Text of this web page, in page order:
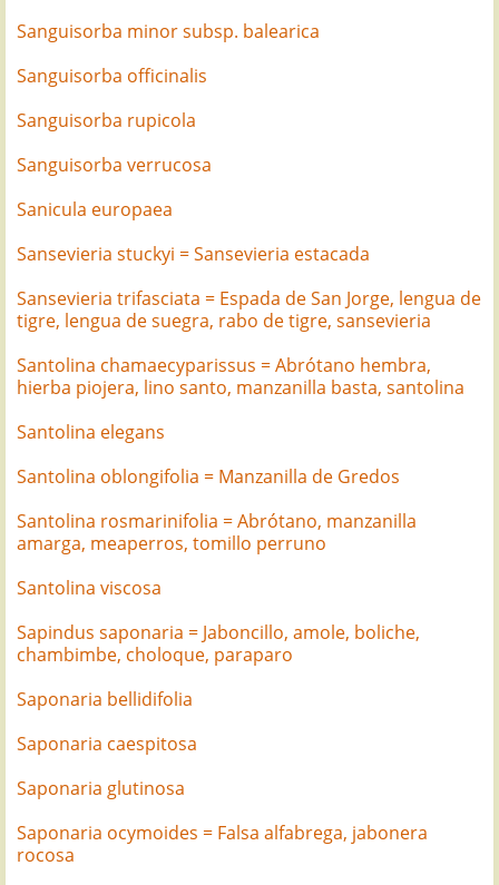
Sanguisorba minor subsp. balearica
Sanguisorba officinalis
Sanguisorba rupicola
Sanguisorba verrucosa
Sanicula europaea
Sansevieria stuckyi = Sansevieria estacada
Sansevieria trifasciata = Espada de San Jorge, lengua de
tigre, lengua de suegra, rabo de tigre, sansevieria
Santolina chamaecyparissus = Abrótano hembra,
hierba piojera, lino santo, manzanilla basta, santolina
Santolina elegans
Santolina oblongifolia = Manzanilla de Gredos
Santolina rosmarinifolia = Abrótano, manzanilla
amarga, meaperros, tomillo perruno
Santolina viscosa
Sapindus saponaria = Jaboncillo, amole, boliche,
chambimbe, choloque, paraparo
Saponaria bellidifolia
Saponaria caespitosa
Saponaria glutinosa
Saponaria ocymoides = Falsa alfabrega, jabonera
rocosa